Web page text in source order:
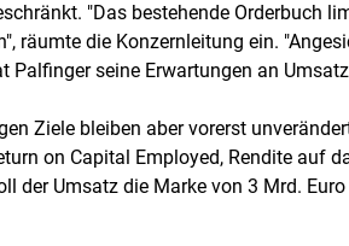
"Das bestehende Orderbuch
räumte die Konzernleitung ein.
Palfinger seine Erwartungen an
Ziele bleiben aber vorerst
on Capital Employed, Rendite auf
der Umsatz die Marke von 3 Mrd.